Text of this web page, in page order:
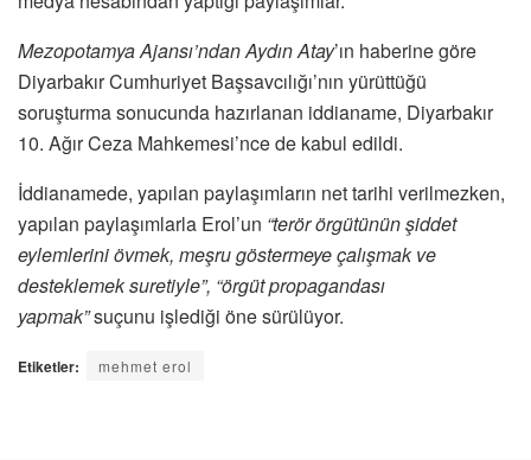
Mezopotamya Ajansı’ndan Aydın Atay’ın haberine göre
Diyarbakır Cumhuriyet Başsavcılığı’nın yürüttüğü
soruşturma sonucunda hazırlanan iddianame, Diyarbakır
10. Ağır Ceza Mahkemesi’nce de kabul edildi.
İddianamede, yapılan paylaşımların net tarihi verilmezken,
yapılan paylaşımlarla Erol’un “terör örgütünün şiddet
eylemlerini övmek, meşru göstermeye çalışmak ve
desteklemek suretiyle”, “örgüt propagandası
yapmak”suçunu işlediği öne sürülüyor.
Etiketler: mehmet erol